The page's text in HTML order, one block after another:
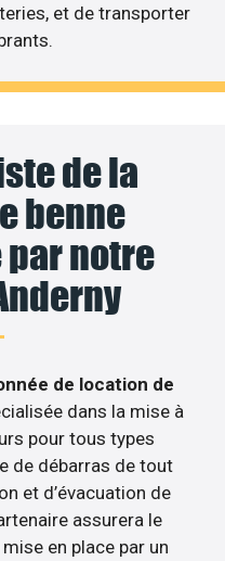
et de transporter
de la
benne
notre
de location de
dans la mise à
pour tous types
de débarras de tout
et d’évacuation de
assurera le
en place par un